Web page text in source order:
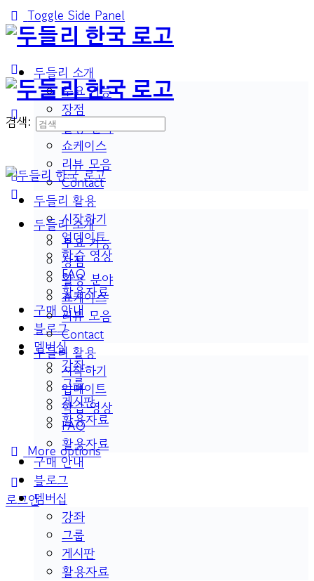
Toggle Side Panel
두들리 소개
주요 기능
장점
활용 분야
쇼케이스
리뷰 모음
Contact
두들리 활용
시작하기
업데이트
학습 영상
FAQ
활용자료
구매 안내
블로그
멤버십
강좌
그룹
게시판
활용자료
More options
로그인
검색:
두들리 소개
주요 기능
장점
활용 분야
쇼케이스
리뷰 모음
Contact
두들리 활용
시작하기
업데이트
학습 영상
FAQ
활용자료
구매 안내
블로그
멤버십
강좌
그룹
게시판
활용자료